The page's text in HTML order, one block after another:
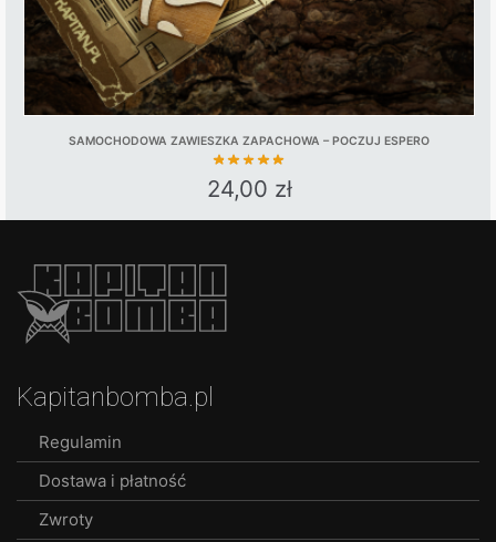
SAMOCHODOWA ZAWIESZKA ZAPACHOWA – POCZUJ ESPERO
24,00 zł
Kapitanbomba.pl
Regulamin
Dostawa i płatność
Zwroty